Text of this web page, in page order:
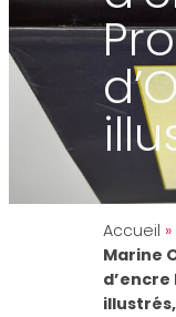
Accueil »
Marine
d’encre
illustrés,